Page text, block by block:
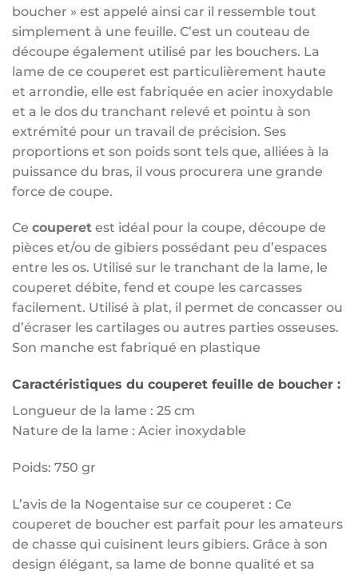
boucher » est appelé ainsi car il ressemble tout
simplement à une feuille. C’est un couteau de
découpe également utilisé par les bouchers. La
lame de ce couperet est particulièrement haute
et arrondie, elle est fabriquée en acier inoxydable
et a le dos du tranchant relevé et pointu à son
extrémité pour un travail de précision. Ses
proportions et son poids sont tels que, alliées à la
puissance du bras, il vous procurera une grande
force de coupe.
Ce couperet est idéal pour la coupe, découpe de
pièces et/ou de gibiers possédant peu d’espaces
entre les os. Utilisé sur le tranchant de la lame, le
couperet débite, fend et coupe les carcasses
facilement. Utilisé à plat, il permet de concasser ou
d’écraser les cartilages ou autres parties osseuses.
Son manche est fabriqué en plastique
Caractéristiques du couperet feuille de boucher :
Longueur de la lame : 25 cm
Nature de la lame : Acier inoxydable
Poids: 750 gr
L’avis de la Nogentaise sur ce couperet : Ce
couperet de boucher est parfait pour les amateurs
de chasse qui cuisinent leurs gibiers. Grâce à son
design élégant, sa lame de bonne qualité et sa